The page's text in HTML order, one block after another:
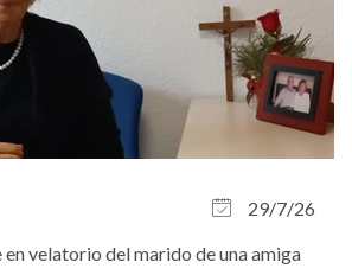
29/7/26
velatorio del marido de una amiga